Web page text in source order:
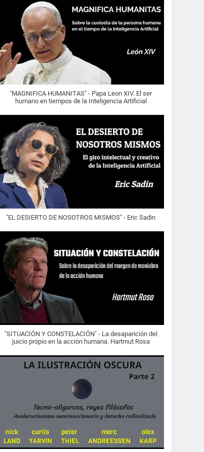
"MAGNIFICA HUMANITAS" - Papa Leon XIV. El ser
humano en tiempos de la Inteligencia Artificial
"EL DESIERTO DE NOSOTROS MISMOS" - Eric Sadin
"SITUACIÓN Y CONSTELACIÓN" - La desaparición del
juicio propio en la acción humana. Hartmut Rosa